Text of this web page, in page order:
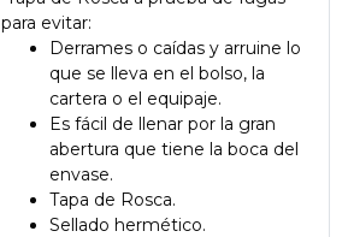
para evitar:
Derrames o caídas y arruine lo
que se lleva en el bolso, la
cartera o el equipaje.
Es fácil de llenar por la gran
abertura que tiene la boca del
envase.
Tapa de Rosca.
Sellado hermético.